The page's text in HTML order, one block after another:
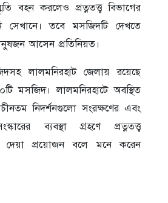
বহন করলেও প্রত্নতত্ত্ব বিভাগের
তবে মসজিদটি দেখতে
আসেন প্রতিনিয়ত।
লালমনিরহাট জেলায় রয়েছে
মসজিদ। লালমনিরহাটে অবস্থিত
নিদর্শনগুলো সংরক্ষণের এবং
ব্যবস্থা গ্রহণে প্রত্নতত্ত্ব
দেয়া প্রয়োজন বলে মনে করেন